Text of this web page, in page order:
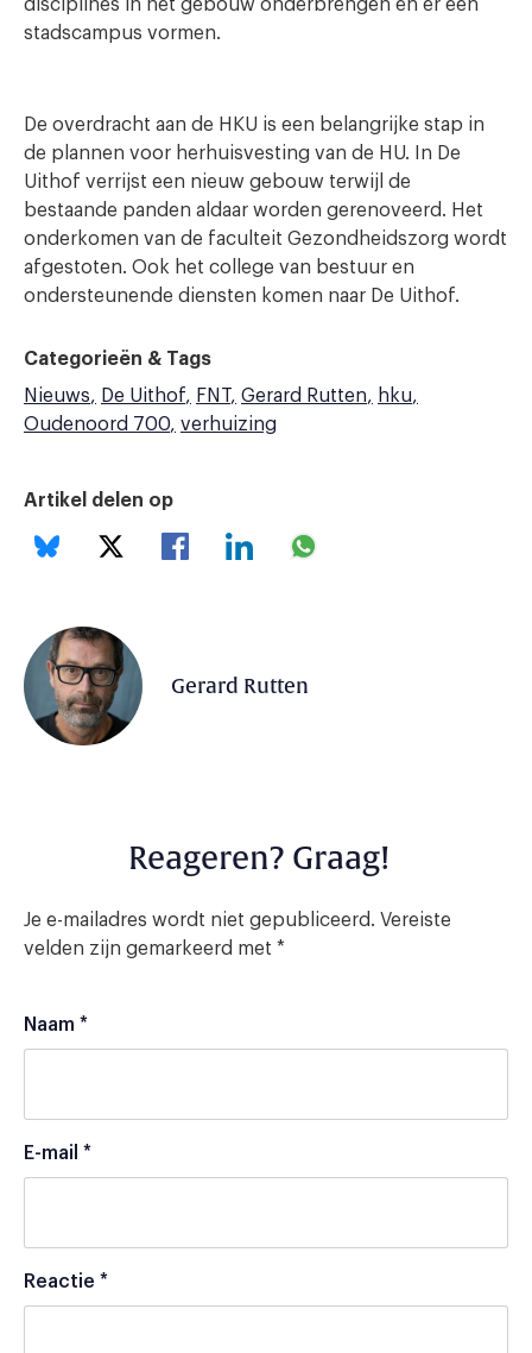
disciplines in het gebouw onderbrengen en er een
stadscampus vormen.
De overdracht aan de HKU is een belangrijke stap in
de plannen voor herhuisvesting van de HU. In De
Uithof verrijst een nieuw gebouw terwijl de
bestaande panden aldaar worden gerenoveerd. Het
onderkomen van de faculteit Gezondheidszorg wordt
afgestoten. Ook het college van bestuur en
ondersteunende diensten komen naar De Uithof.
Categorieën & Tags
Nieuws
De Uithof FNT Gerard Rutten
hku
Oudenoord 700 verhuizing
Artikel delen op
Gerard Rutten
Reageren? Graag!
Je e-mailadres wordt niet gepubliceerd. Vereiste
velden zijn gemarkeerd met *
Naam *
E-mail *
Reactie *